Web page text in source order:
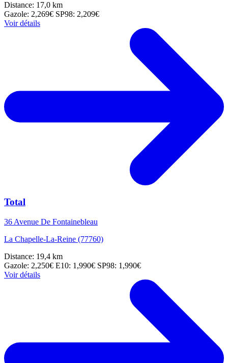
Distance: 17,0 km
Gazole: 2,269€ SP98: 2,209€
Voir détails
Total
36 Avenue De Fontainebleau
La Chapelle-La-Reine (77760)
Distance: 19,4 km
Gazole: 2,250€ E10: 1,990€ SP98: 1,990€
Voir détails